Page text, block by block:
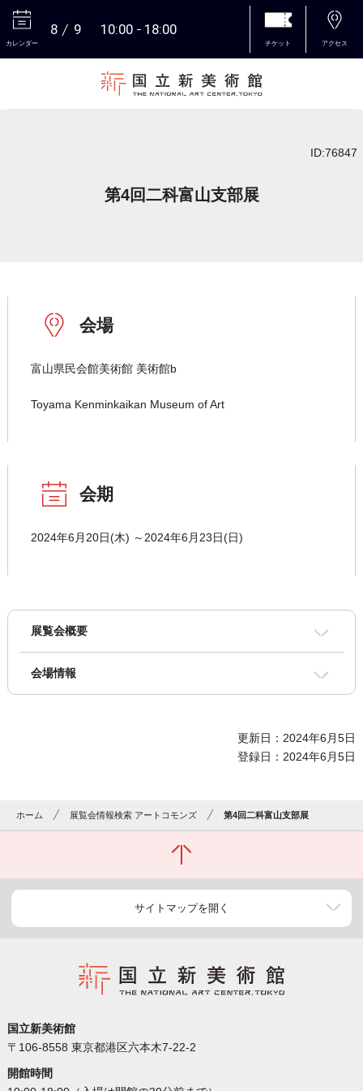
カレンダー
8 9 10:00 18:00
チケット アクセス
ID:76847
第4回二科富山支部展
会場
富山県民会館美術館 美術館b
Toyama Kenminkaikan Museum of Art
会期
2024年6月20日(木) ～2024年6月23日(日)
展覧会概要
会場情報
更新日：2024年6月5日
登録日：2024年6月5日
ホーム 展覧会情報検索 アートコモンズ 第4回二科富山支部展
サイトマップを開く
国立新美術館
〒106-8558 東京都港区六本木7-22-2
開館時間